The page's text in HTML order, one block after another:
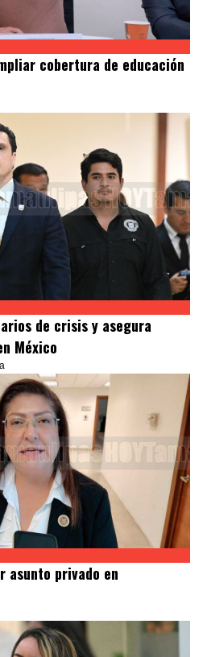
cobertura de educación
de crisis y asegura
México
asunto privado en